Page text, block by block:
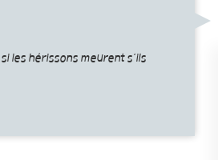
les hérissons meurent s’ils